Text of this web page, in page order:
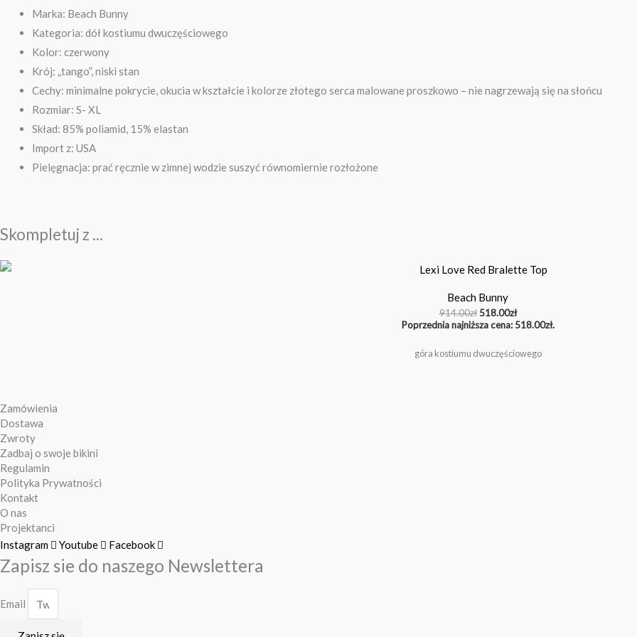
Marka: Beach Bunny
Kategoria: dół kostiumu dwuczęściowego
Kolor: czerwony
Krój: „tango”, niski stan
Cechy: minimalne pokrycie, okucia w kształcie i kolorze złotego serca malowane proszkowo – nie nagrzewają się na słońcu
Rozmiar: S- XL
Skład: 85% poliamid, 15% elastan
Import z: USA
Pielęgnacja: prać ręcznie w zimnej wodzie suszyć równomiernie rozłożone
Skompletuj z ...
Beach Bunny
914.00zł
Pierwotna
cena
914.00zł.
518.00zł
Aktualna
cena
Poprzednia najniższa cena: 518.00zł.
góra kostiumu dwuczęściowego
Zamówienia
Dostawa
Zwroty
Zadbaj o swoje bikini
Regulamin
Polityka Prywatności
Kontakt
O nas
Projektanci
Instagram
Youtube Facebook
Zapisz sie do naszego Newslettera
Email